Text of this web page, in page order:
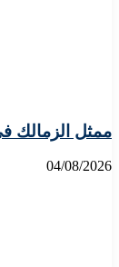
ممثل الزمالك
04/08/2026